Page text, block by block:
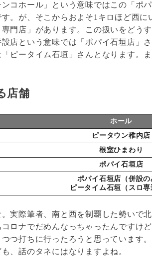
コホール」という意味ではこの「ポ
。が、そこからおよそ1キロほど西に
門店」があります。この扱いをどう
店という意味では「ポパイ石垣店」
ピータイム石垣」さんとなります。ま
店舗
ホール
ピータウン稚内店
根室ひまわり
ポパイ石垣店
ポパイ石垣店（併設の
ピータイム石垣（スロ専
実際筆者、南と西を制覇した勢いで
ロナでだめんなっちゃったんですけ
つ打ちに行ったろうと思っています
、話のタネにはなりますよね。